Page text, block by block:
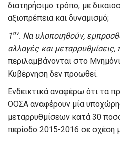
διατηρήσιμο τρόπο, με
αξιοπρέπεια και δυναμισμό;
1ον. Να υλοποιηθούν,
αλλαγές και
περιλαμβάνονται στο
Κυβέρνηση δεν προωθεί.
Ενδεικτικά αναφέρω ότι τα
ΟΟΣΑ αναφέρουν μία
μεταρρυθμίσεων κατά 30
περίοδο 2015-2016 σε σχέση